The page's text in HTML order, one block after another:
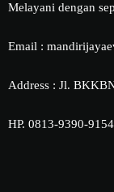
Melayani dengan
Email :
Address : Jl.
HP. 0813-9390-